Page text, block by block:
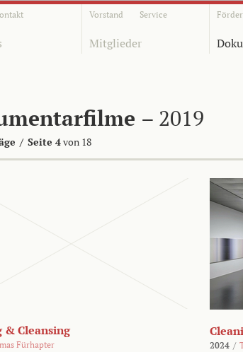
Vorstand Service
Mitglieder
– 2019
/ Seite 4von 18
& Cleansing
Fürhapter 2024 /